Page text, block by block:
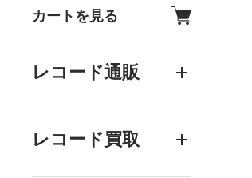
カートを見る
レコード通販
レコード買取